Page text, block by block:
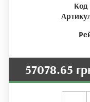
Код
57078.65